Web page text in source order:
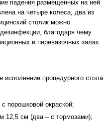
падения размещенных на ней
на четыре колеса, два из
столик можно
благодаря чему
и перевязочных залах.
исполнение процедурного стола
порошковой окраской;
12,5 см (два – с тормозами);